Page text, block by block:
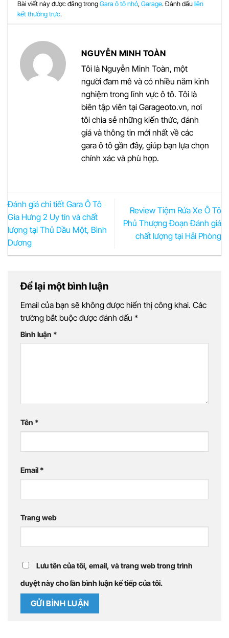
Bài viết này được đăng trongGara ô tô nhỏ,Garage. Đánh dấuliên
kết thường trực.
NGUYỄN MINH TOÀN
Tôi là Nguyễn Minh Toàn, một
người đam mê và có nhiều năm kinh
nghiệm trong lĩnh vực ô tô. Tôi là
biên tập viên tại Garageoto.vn, nơi
tôi chia sẻ những kiến thức, đánh
giá và thông tin mới nhất về các
gara ô tô gần đây, giúp bạn lựa chọn
chính xác và phù hợp.
Đánh giá chi tiết Gara Ô Tô
Gia Hưng 2 Uy tín và chất
lượng tại Thủ Dầu Một, Bình
Dương
Review Tiệm Rửa Xe Ô Tô
Phủ Thượng Đoạn Đánh giá
chất lượng tại Hải Phòng
Để lại một bình luận
Email của bạn sẽ không được hiển thị công khai. Các
trường bắt buộc được đánh dấu *
Bình luận *
Tên *
Email *
Trang web
Lưu tên của tôi, email, và trang web trong trình
duyệt này cho lần bình luận kế tiếp của tôi.